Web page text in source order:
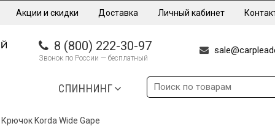
Акции и скидки Доставка Личный кабинет
8 (800) 222-30-97
Звонок по России — бесплатный
СПИННИНГ
Крючок Korda Wide Gape